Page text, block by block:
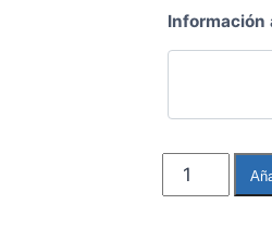
Información